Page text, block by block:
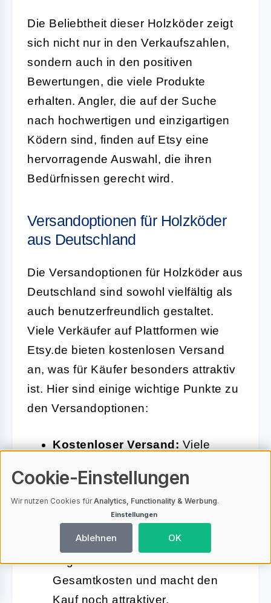
Die Beliebtheit dieser Holzköder zeigt
sich nicht nur in den Verkaufszahlen,
sondern auch in den positiven
Bewertungen, die viele Produkte
erhalten. Angler, die auf der Suche
nach hochwertigen und einzigartigen
Ködern sind, finden auf Etsy eine
hervorragende Auswahl, die ihren
Bedürfnissen gerecht wird.
Versandoptionen für Holzköder
aus Deutschland
Die Versandoptionen für Holzköder aus
Deutschland sind sowohl vielfältig als
auch benutzerfreundlich gestaltet.
Viele Verkäufer auf Plattformen wie
Etsy.de bieten kostenlosen Versand
an, was für Käufer besonders attraktiv
ist. Hier sind einige wichtige Punkte zu
den Versandoptionen:
Kostenloser Versand:Viele
Personalized Laser Engraving
und dasAngelspiel Holz mit
Magnet, werden mit kostenlosem
Versand innerhalb Deutschlands
angeboten. Dies reduziert die
Gesamtkosten und macht den
Kauf noch attraktiver.
Cookie-Einstellungen
Wir nutzen Cookies fürAnalytics, Functionality & Werbung.
Einstellungen
Ablehnen OK